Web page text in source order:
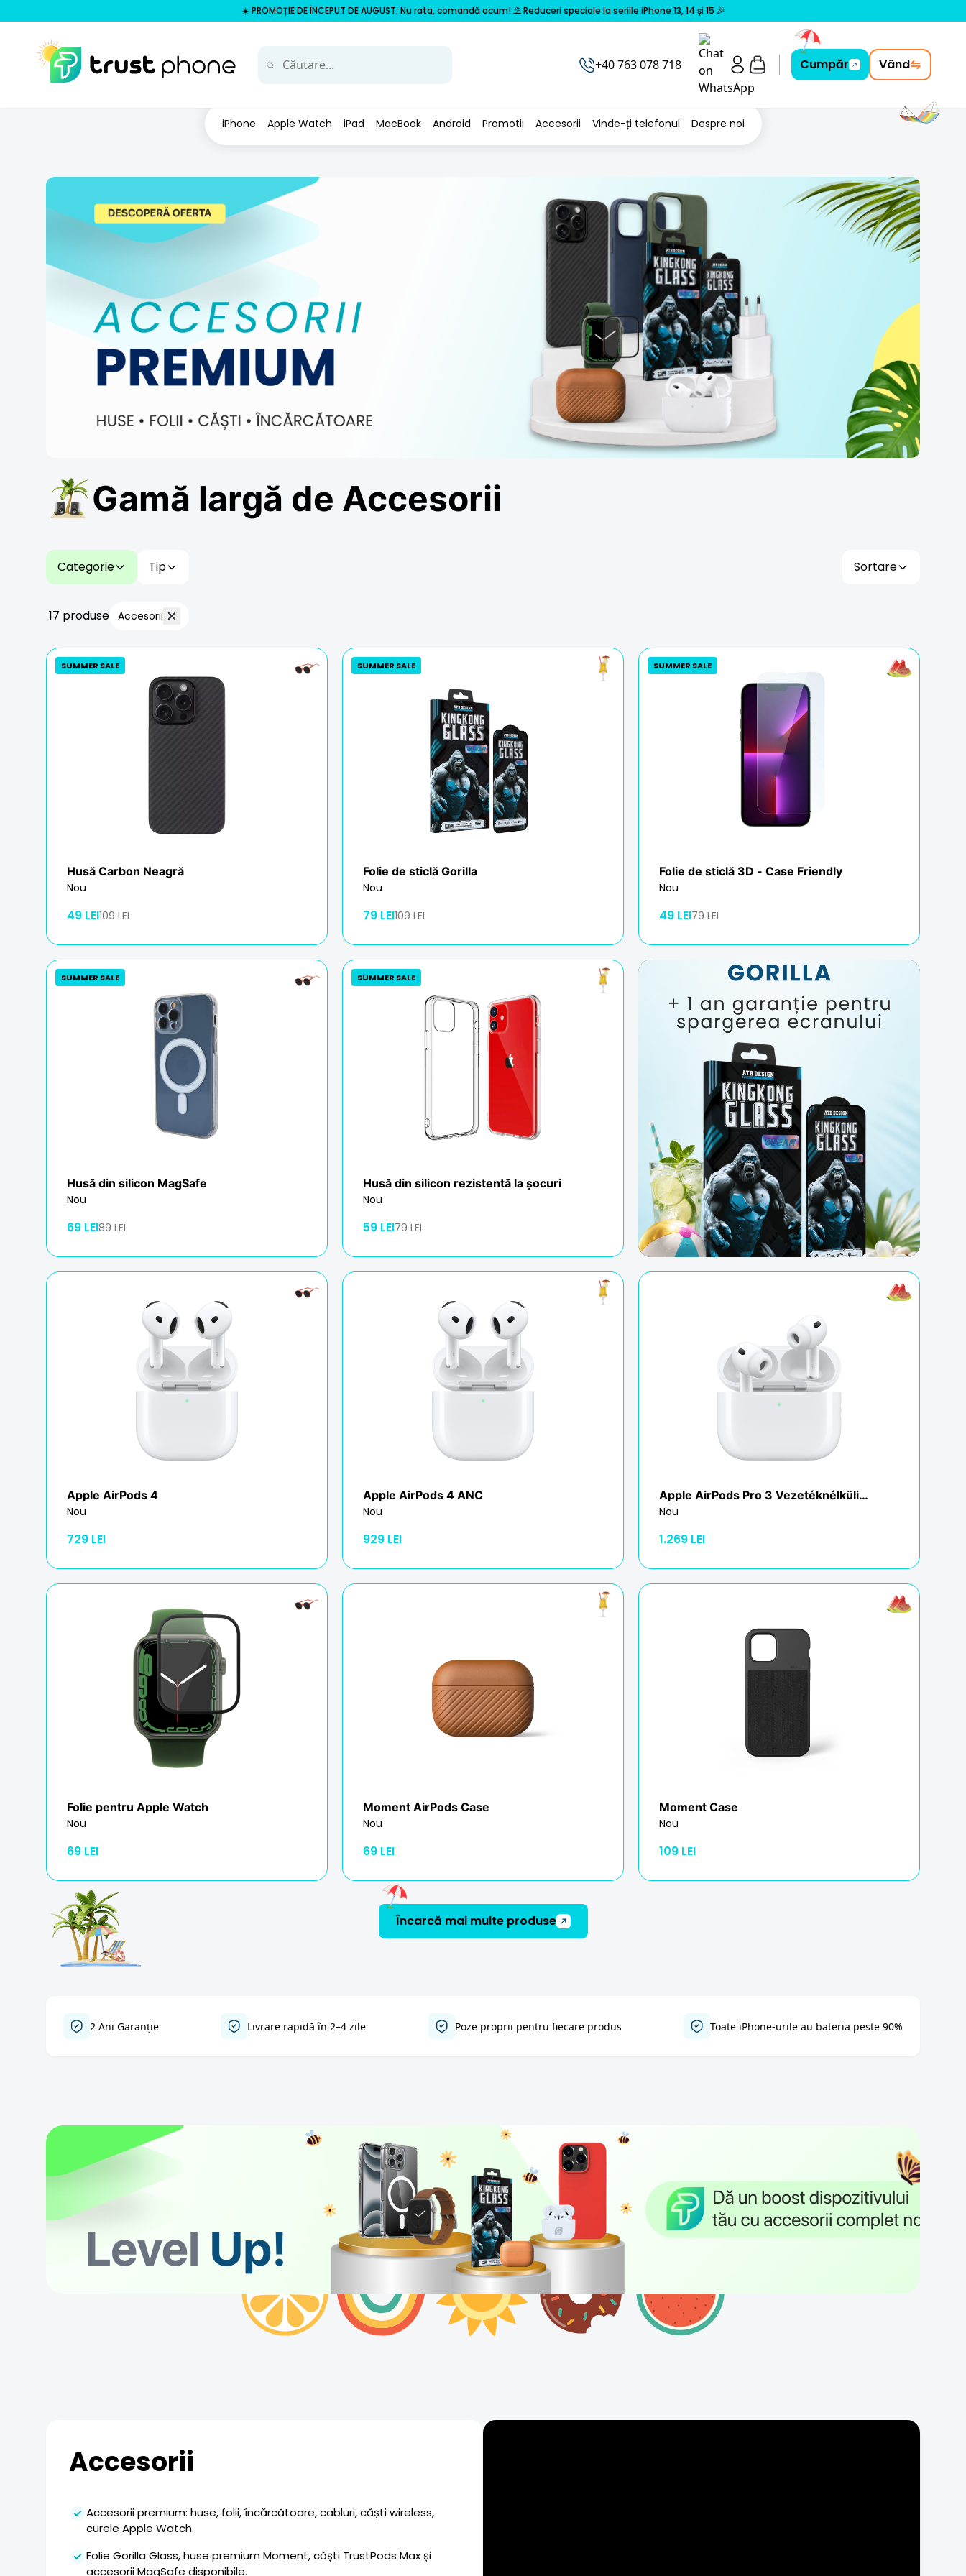
☀️ PROMOȚIE DE ÎNCEPUT DE AUGUST: Nu rata, comandă acum! ⛱️ Reduceri speciale la seriile iPhone 13, 14 și 15 🎉
+40 763 078 718 Cumpăr Vând
iPhone Apple Watch iPad MacBook Android Promotii Accesorii Vinde-ți telefonul Despre noi
Gamă largă de Accesorii
Categorie Tip Sortare
17 produse Accesorii
SUMMER SALE
Husă Carbon Neagră
Nou
49 LEI109 LEI
SUMMER SALE
Folie de sticlă Gorilla
Nou
79 LEI109 LEI
SUMMER SALE
Folie de sticlă 3D - Case Friendly
Nou
49 LEI79 LEI
SUMMER SALE
Husă din silicon MagSafe
Nou
69 LEI89 LEI
SUMMER SALE
Husă din silicon rezistentă la șocuri
Nou
59 LEI79 LEI
Apple AirPods 4
Nou
729 LEI
Apple AirPods 4 ANC
Nou
929 LEI
Apple AirPods Pro 3 Vezetéknélküli
MagSafe töltőtokkal
Nou
1.269 LEI
Folie pentru Apple Watch
Nou
69 LEI
Moment AirPods Case
Nou
69 LEI
Moment Case
Nou
109 LEI
Încarcă mai multe produse
2 Ani Garanție Livrare rapidă în 2–4 zile Poze proprii pentru fiecare produs Toate iPhone-urile au bateria peste 90%
Accesorii
Accesorii premium: huse, folii, încărcătoare, cabluri, căști wireless,
curele Apple Watch.
Folie Gorilla Glass, huse premium Moment, căști TrustPods Max și
accesorii MagSafe disponibile.